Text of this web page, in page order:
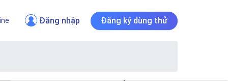
Đăng nhập Đăng ký dùng thử